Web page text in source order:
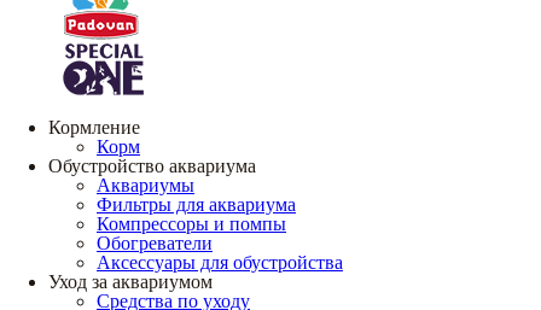
Кормление
Корм
Обустройство аквариума
Аквариумы
Фильтры для аквариума
Компрессоры и помпы
Обогреватели
Аксессуары для обустройства
Уход за аквариумом
Средства по уходу